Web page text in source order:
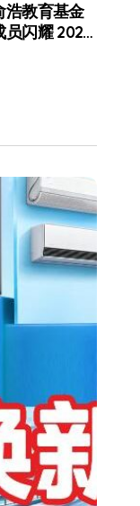
浩教育基金
员闪耀 2026
界杯